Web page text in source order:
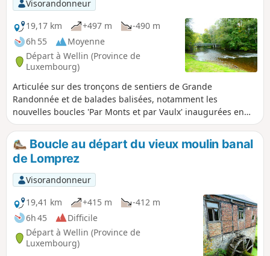
Resteigne, avant de redescendre (toujours par les bois) sur
votre point de départ.
Visorandonneur
19,17 km
+497 m
-490 m
6h 55
Moyenne
Départ à Wellin (Province de
Luxembourg)
Articulée sur des tronçons de sentiers de Grande
Randonnée et de balades balisées, notamment les
nouvelles boucles 'Par Monts et par Vaulx' inaugurées en
2025 par l'Office du Tourisme de Wellin, la balade se
déroule principalement dans de magnifiques forêts de
feuillus où hêtres et chênes règnent en maître.
Boucle au départ du vieux moulin banal
de Lomprez
Visorandonneur
19,41 km
+415 m
-412 m
6h 45
Difficile
Départ à Wellin (Province de
Luxembourg)